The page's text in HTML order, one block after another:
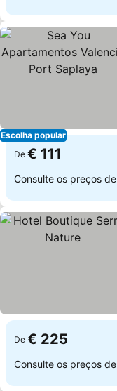
Escolha popular
De € 111
Consulte os preços de
De € 225
Consulte os preços de